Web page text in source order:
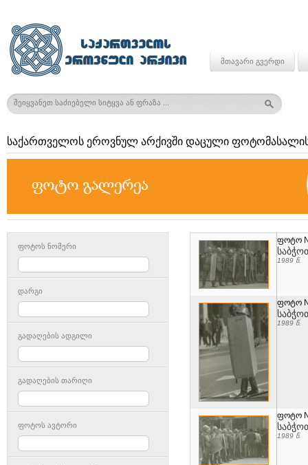
მთავარი გვერდი
საქართველოს ეროვნულ არქივში დაცული
ფოტოს ნომერი
დარგი
გადაღების ადგილი
გადაღების თარიღი
ფოტოს ავტორი
ფოტო
1989 წ.
ფოტო
1989 წ.
ფოტო
1989 წ.